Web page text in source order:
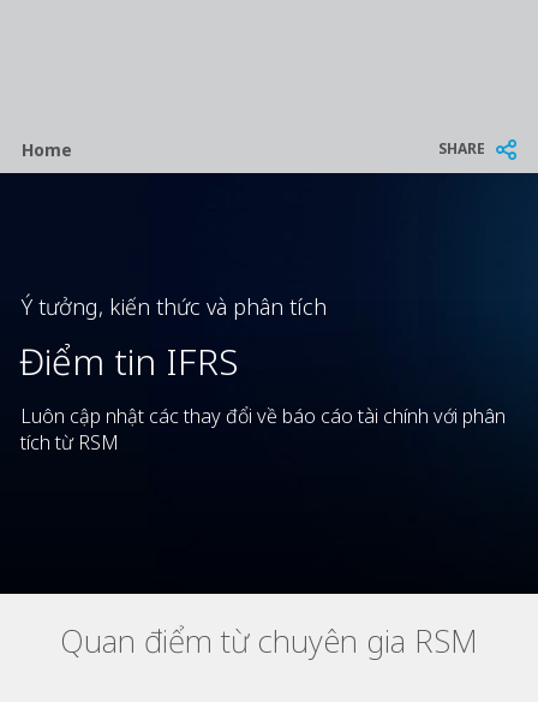
Breadcrumb
Home SHARE
Ý tưởng, kiến thức và phân tích
Điểm tin IFRS
Luôn cập nhật các thay đổi về báo cáo tài chính với phân
tích từ RSM
Quan điểm từ chuyên gia RSM